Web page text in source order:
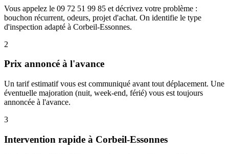
Vous appelez le 09 72 51 99 85 et décrivez votre problème :
bouchon récurrent, odeurs, projet d'achat. On identifie le type
d'inspection adapté à Corbeil-Essonnes.
2
Prix annoncé à l'avance
Un tarif estimatif vous est communiqué avant tout déplacement. Une
éventuelle majoration (nuit, week-end, férié) vous est toujours
annoncée à l'avance.
3
Intervention rapide à Corbeil-Essonnes